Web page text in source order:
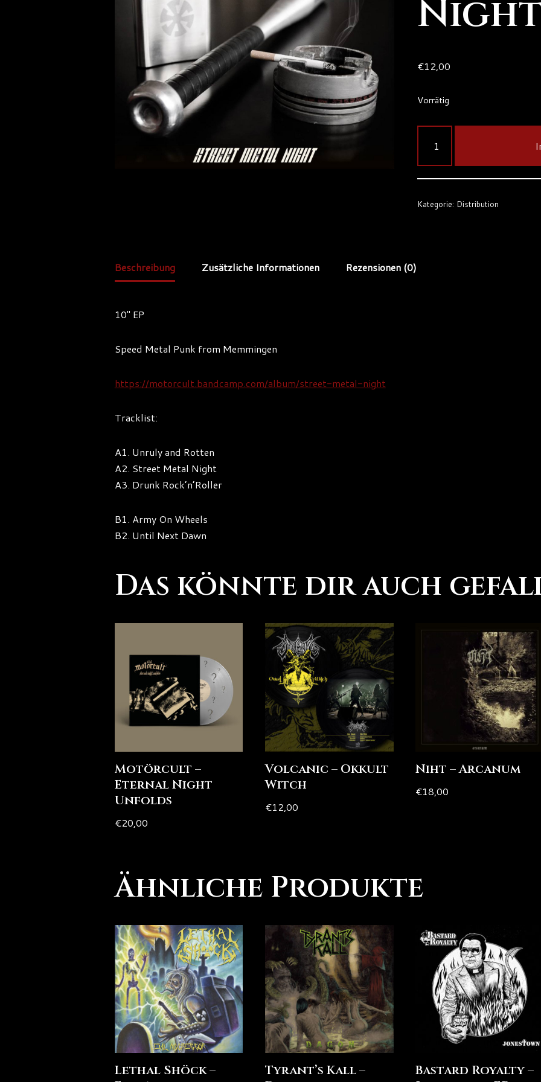
Night
€12,00
Vorrätig
Kategorie: Distribution
Beschreibung Zusätzliche Informationen Rezensionen (0)
10″ EP
Speed Metal Punk from Memmingen
https://motorcult.bandcamp.com/album/street-metal-night
Tracklist:
A1. Unruly and Rotten
A2. Street Metal Night
A3. Drunk Rock’n’Roller
B1. Army On Wheels
B2. Until Next Dawn
Das könnte dir auch
Motörcult –
Eternal Night
Unfolds
€20,00
Volcanic – Okkult
Witch
€12,00
Niht – Arcanum
€18,00
Ähnliche Produkte
Lethal Shöck –
Tyrant’s Kall –
Bastard Royalty –